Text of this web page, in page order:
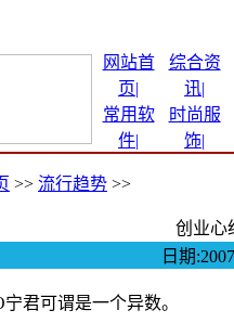
网站首
页|
综合资
讯|
常用软
件|
时尚服
饰|
>> 流行趋势 >>
创业心
日期
君可谓是一个异数。